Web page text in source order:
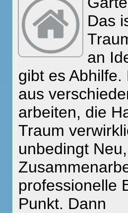
Das
an
gibt es
aus
arbeiten, die
Traum
unbedingt
professionelle
Punkt. Dann